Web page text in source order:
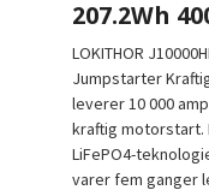
207.2Wh
LOKITHOR
Jumpstarter
leverer 10 000
kraftig motorstart.
LiFePO4-
varer fem ganger